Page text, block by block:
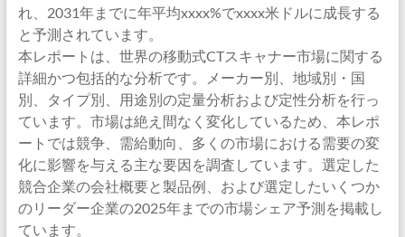
れ、2031年までに年平均xxxx%でxxxx米ドルに成長する
と予測されています。
本レポートは、世界の移動式CTスキャナー市場に関する
詳細かつ包括的な分析です。メーカー別、地域別・国
別、タイプ別、用途別の定量分析および定性分析を行っ
ています。市場は絶え間なく変化しているため、本レポ
ートでは競争、需給動向、多くの市場における需要の変
化に影響を与える主な要因を調査しています。選定した
競合企業の会社概要と製品例、および選定したいくつか
のリーダー企業の2025年までの市場シェア予測を掲載し
ています。